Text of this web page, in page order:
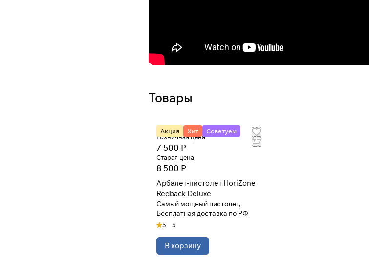
Товары
Акция Хит Советуем
Розничная цена
7 500 Р
Старая цена
8 500 Р
Арбалет-пистолет HoriZone
Redback Deluxe
Самый мощный пистолет,
Бесплатная доставка по РФ
5 5
В корзину